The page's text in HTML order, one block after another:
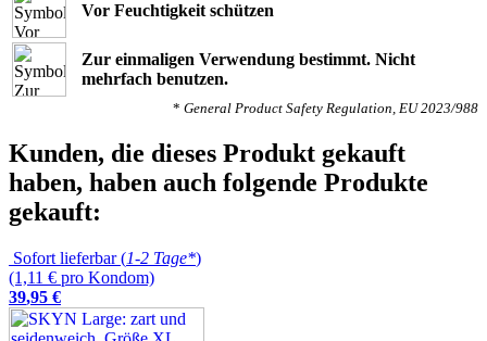
Vor Feuchtigkeit schützen
Zur einmaligen Verwendung bestimmt. Nicht
mehrfach benutzen.
* General Product Safety Regulation, EU 2023/988
Kunden, die dieses Produkt gekauft
haben, haben auch folgende Produkte
gekauft:
Sofort lieferbar (1-2 Tage*)
(1,11 € pro Kondom)
39,95 €